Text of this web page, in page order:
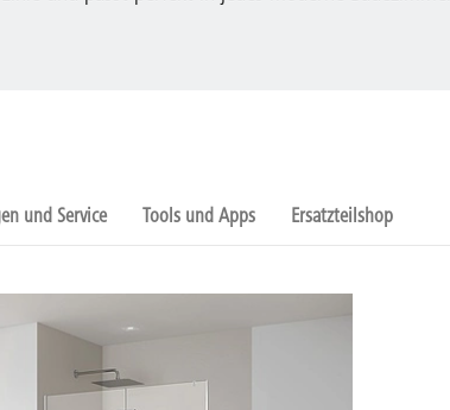
und Service Tools und Apps Ersatzteilshop